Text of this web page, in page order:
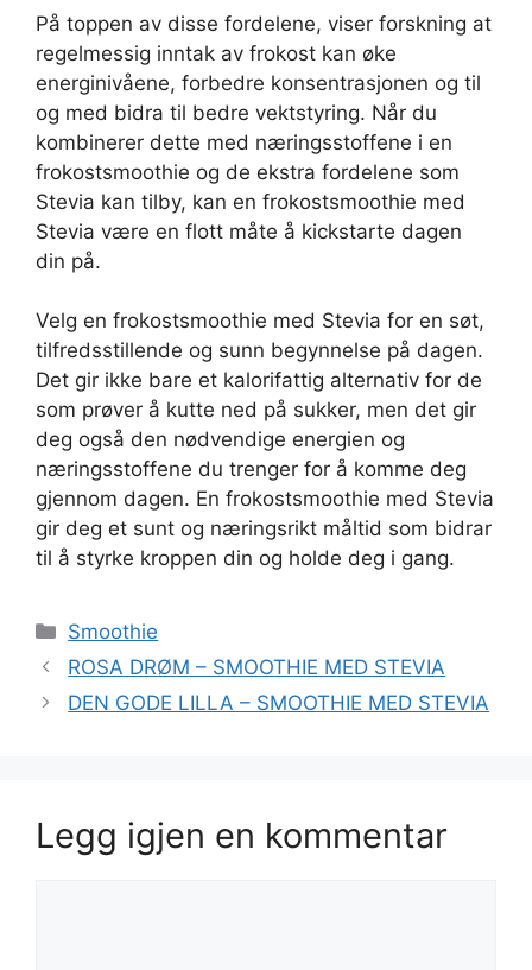
På toppen av disse fordelene, viser forskning at
regelmessig inntak av frokost kan øke
energinivåene, forbedre konsentrasjonen og til
og med bidra til bedre vektstyring. Når du
kombinerer dette med næringsstoffene i en
frokostsmoothie og de ekstra fordelene som
Stevia kan tilby, kan en frokostsmoothie med
Stevia være en flott måte å kickstarte dagen
din på.
Velg en frokostsmoothie med Stevia for en søt,
tilfredsstillende og sunn begynnelse på dagen.
Det gir ikke bare et kalorifattig alternativ for de
som prøver å kutte ned på sukker, men det gir
deg også den nødvendige energien og
næringsstoffene du trenger for å komme deg
gjennom dagen. En frokostsmoothie med Stevia
gir deg et sunt og næringsrikt måltid som bidrar
til å styrke kroppen din og holde deg i gang.
Kategorier
Smoothie
ROSA DRØM – SMOOTHIE MED STEVIA
DEN GODE LILLA – SMOOTHIE MED STEVIA
Legg igjen en kommentar